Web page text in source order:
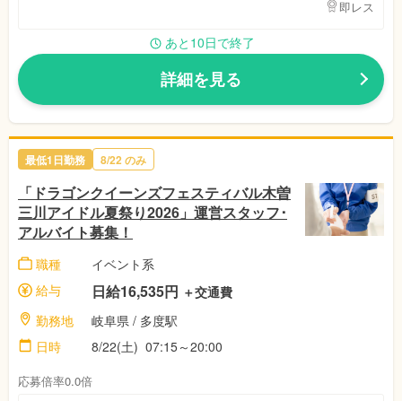
即レス
あと10日で終了
詳細を見る
最低1日勤務 8/22のみ
「ドラゴンクイーンズフェスティバル木曽
三川アイドル夏祭り2026」運営スタッフ･
アルバイト募集！
職種
イベント系
給与
日給16,535円 ＋交通費
勤務地
岐阜県 / 多度駅
日時
8/22(土) 07:15～20:00
応募倍率0.0倍